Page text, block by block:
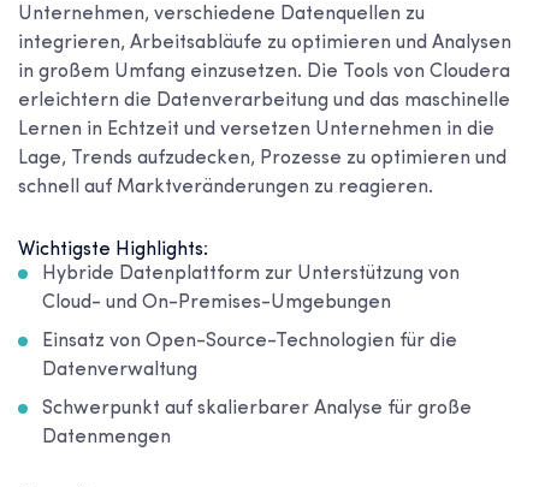
Unternehmen, verschiedene Datenquellen zu
integrieren, Arbeitsabläufe zu optimieren und Analysen
in großem Umfang einzusetzen. Die Tools von Cloudera
erleichtern die Datenverarbeitung und das maschinelle
Lernen in Echtzeit und versetzen Unternehmen in die
Lage, Trends aufzudecken, Prozesse zu optimieren und
schnell auf Marktveränderungen zu reagieren.
Wichtigste Highlights:
Hybride Datenplattform zur Unterstützung von
Cloud- und On-Premises-Umgebungen
Einsatz von Open-Source-Technologien für die
Datenverwaltung
Schwerpunkt auf skalierbarer Analyse für große
Datenmengen